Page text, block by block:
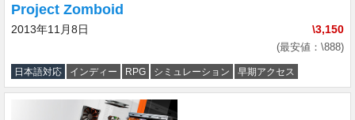
Project Zomboid
2013年11月8日 \3,150
(最安値：\888)
日本語対応 インディー RPG シミュレーション 早期アクセス